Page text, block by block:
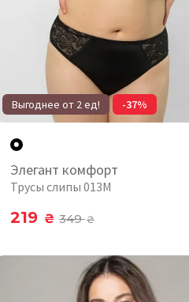
Выгоднее от 2 ед! -37%
Элегант комфорт
Трусы слипы 013M
219 ₴ 349₴